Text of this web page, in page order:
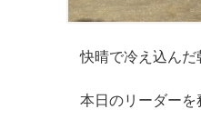
快晴で冷え込んだ
本日のリーダーを